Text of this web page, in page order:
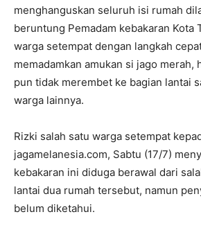
menghanguskan seluruh isi rumah
beruntung Pemadam kebakaran Kota
warga setempat dengan langkah
memadamkan amukan si jago merah,
pun tidak merembet ke bagian lantai
warga lainnya.
Rizki salah satu warga setempat
jagamelanesia.com, Sabtu (17/7)
kebakaran ini diduga berawal dari
lantai dua rumah tersebut, namun
belum diketahui.